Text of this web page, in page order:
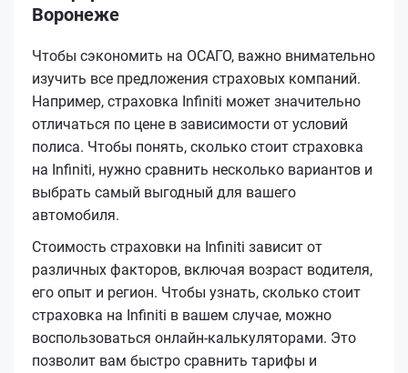
Воронеже
Чтобы сэкономить на ОСАГО, важно внимательно
изучить все предложения страховых компаний.
Например, страховка Infiniti может значительно
отличаться по цене в зависимости от условий
полиса. Чтобы понять, сколько стоит страховка
на Infiniti, нужно сравнить несколько вариантов и
выбрать самый выгодный для вашего
автомобиля.
Стоимость страховки на Infiniti зависит от
различных факторов, включая возраст водителя,
его опыт и регион. Чтобы узнать, сколько стоит
страховка на Infiniti в вашем случае, можно
воспользоваться онлайн-калькуляторами. Это
позволит вам быстро сравнить тарифы и